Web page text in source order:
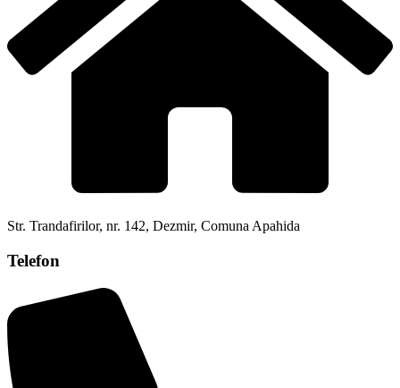
Str. Trandafirilor, nr. 142, Dezmir, Comuna Apahida
Telefon